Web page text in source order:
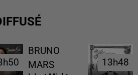
BRUNO
MARS
13h48
13h48